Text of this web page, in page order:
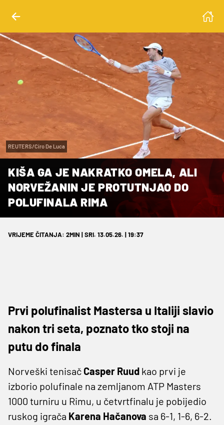
REUTERS/Ciro De Luca
KIŠA GA JE NAKRATKO OMELA, ALI
NORVEŽANIN JE PROTUTNJAO DO
POLUFINALA RIMA
VRIJEME ČITANJA: 2MIN | SRI. 13.05.26. | 19:37
Prvi polufinalist Mastersa u Italiji slavio
nakon tri seta, poznato tko stoji na
putu do finala
Norveški tenisač Casper Ruud kao prvi je
izborio polufinale na zemljanom ATP Masters
1000 turniru u Rimu, u četvrtfinalu je pobijedio
ruskog igrača Karena Hačanova sa 6-1, 1-6, 6-2.